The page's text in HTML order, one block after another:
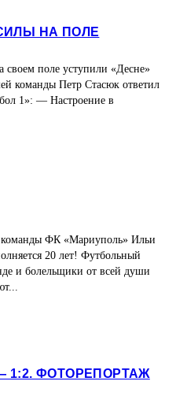
НА ПОЛЕ
своем поле уступили «Десне»
команды Петр Стасюк ответил
1»: — Настроение в
ФК «Мариуполь» Ильи
20 лет! Футбольный
и болельщики от всей души
1:2. ФОТОРЕПОРТАЖ